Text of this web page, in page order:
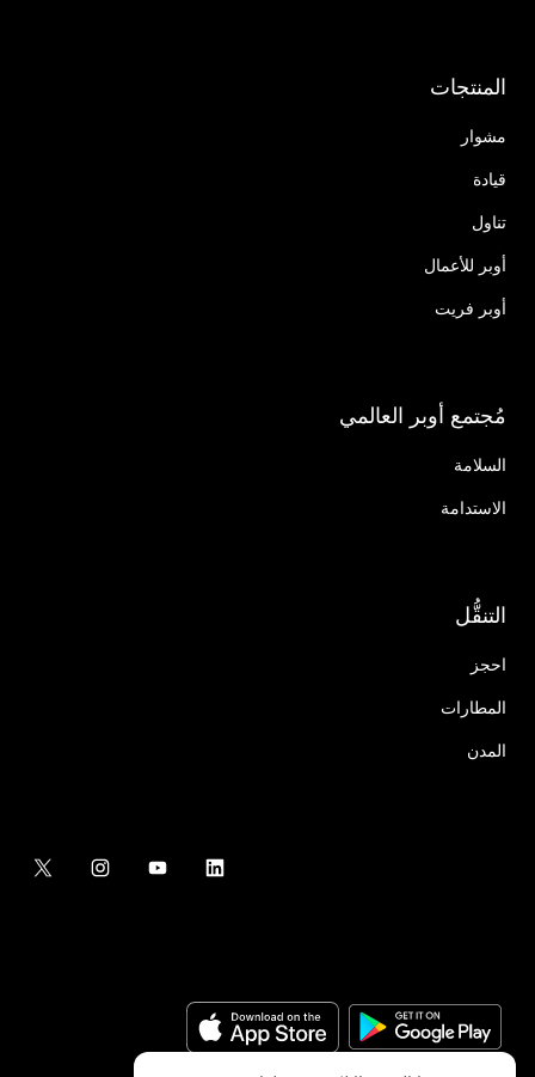
المنتجات
مشوار
قيادة
تناول
أوبر للأعمال
أوبر فريت
مُجتمع أوبر العالمي
السلامة
الاستدامة
التنقُّل
احجز
المطارات
المدن